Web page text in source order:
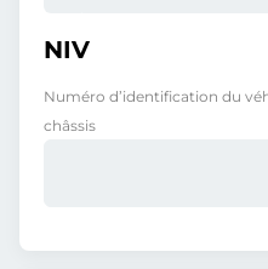
NIV
Numéro d’identification du
châssis